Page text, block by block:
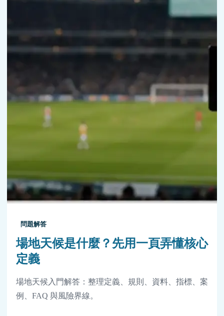
問題解答
場地天候是什麼？先用一頁弄懂核心
定義
場地天候入門解答：整理定義、規則、資料、指標、案
例、FAQ 與風險界線。